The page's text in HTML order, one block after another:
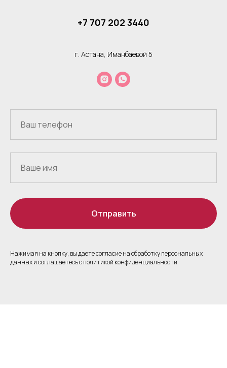
+7 707 202 3440
г. Астана, Иманбаевой 5
Отправить
Нажимая на кнопку, вы даете согласие на обработку персональных
данных и соглашаетесь c политикой конфиденциальности